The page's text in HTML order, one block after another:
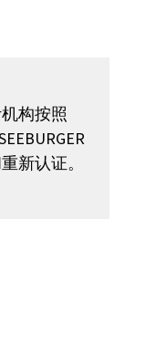
构按照
新认证。